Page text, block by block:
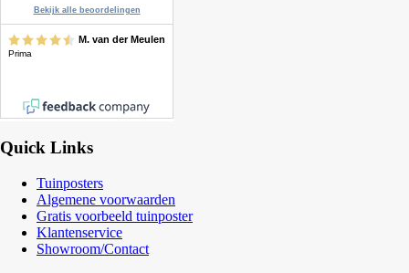
Quick Links
Tuinposters
Algemene voorwaarden
Gratis voorbeeld tuinposter
Klantenservice
Showroom/Contact